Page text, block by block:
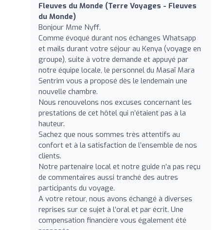
Fleuves du Monde (Terre Voyages - Fleuves
du Monde)
Bonjour Mme Nyff.
Comme évoqué durant nos échanges Whatsapp
et mails durant votre séjour au Kenya (voyage en
groupe), suite à votre demande et appuyé par
notre équipe locale, le personnel du Masaï Mara
Sentrim vous a proposé dès le lendemain une
nouvelle chambre.
Nous renouvelons nos excuses concernant les
prestations de cet hôtel qui n’étaient pas à la
hauteur.
Sachez que nous sommes très attentifs au
confort et à la satisfaction de l’ensemble de nos
clients.
Notre partenaire local et notre guide n’a pas reçu
de commentaires aussi tranché des autres
participants du voyage.
A votre retour, nous avons échangé à diverses
reprises sur ce sujet à l’oral et par écrit. Une
compensation financière vous également été